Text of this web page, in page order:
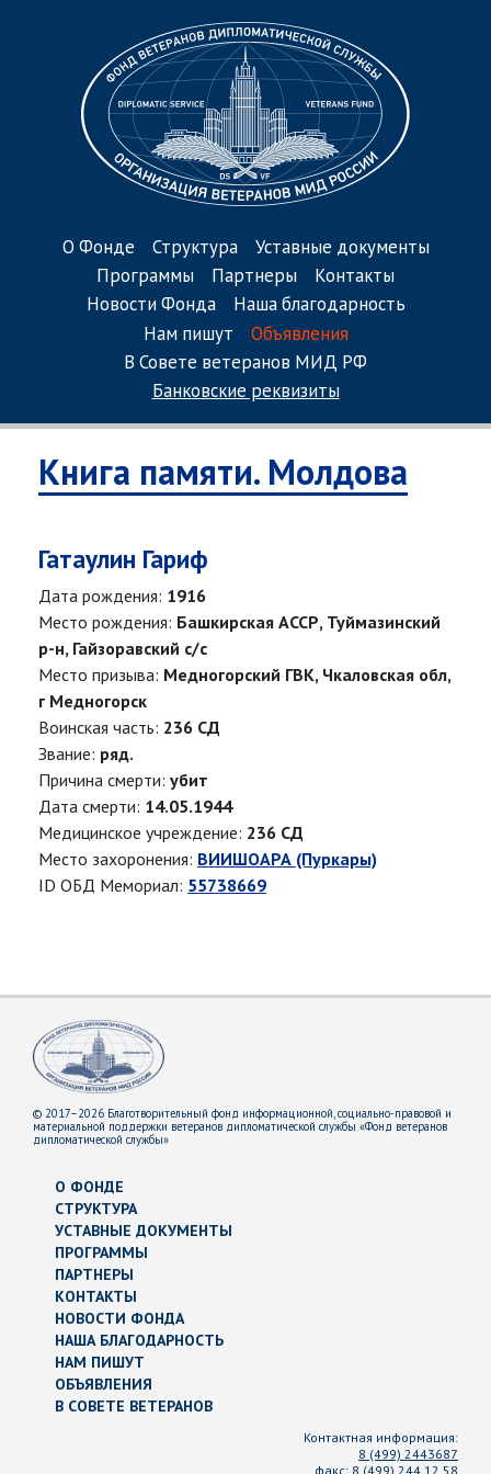
О Фонде Структура
Уставные документы
Программы
Партнеры
Контакты
Новости Фонда
Наша благодарность
Нам пишут
Объявления
В Совете ветеранов МИД РФ
Банковские реквизиты
Книга памяти. Молдова
Гатаулин Гариф
Дата рождения: 1916
Место рождения: Башкирская АССР, Туймазинский
р-н, Гайзоравский с/с
Место призыва: Медногорский ГВК, Чкаловская обл,
г Медногорск
Воинская часть: 236 СД
Звание: ряд.
Причина смерти: убит
Дата смерти: 14.05.1944
Медицинское учреждение: 236 СД
Место захоронения: ВИИШОАРА (Пуркары)
ID ОБД Мемориал: 55738669
© 2017–2026 Благотворительный фонд информационной, социально-правовой и
материальной поддержки ветеранов дипломатической службы «Фонд ветеранов
дипломатической службы»
О ФОНДЕ
СТРУКТУРА
УСТАВНЫЕ ДОКУМЕНТЫ
ПРОГРАММЫ
ПАРТНЕРЫ
КОНТАКТЫ
НОВОСТИ ФОНДА
НАША БЛАГОДАРНОСТЬ
НАМ ПИШУТ
ОБЪЯВЛЕНИЯ
В СОВЕТЕ ВЕТЕРАНОВ
Контактная информация:
8 (499) 2443687
факс: 8 (499) 244 12 58